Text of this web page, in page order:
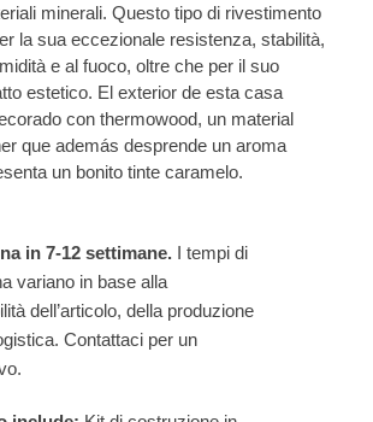
minerali. Questo tipo di rivestimento
la sua eccezionale resistenza, stabilità,
e al fuoco, oltre che per il suo
estetico. El exterior de esta casa
con thermowood, un material
que además desprende un aroma
un bonito tinte caramelo.
in 7-12 settimane. I tempi di
variano in base alla
dell’articolo, della produzione
Contattaci per un